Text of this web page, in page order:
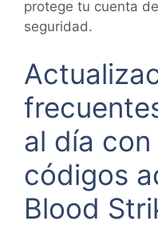
protege tu cuenta
seguridad.
al día
códigos
Blood